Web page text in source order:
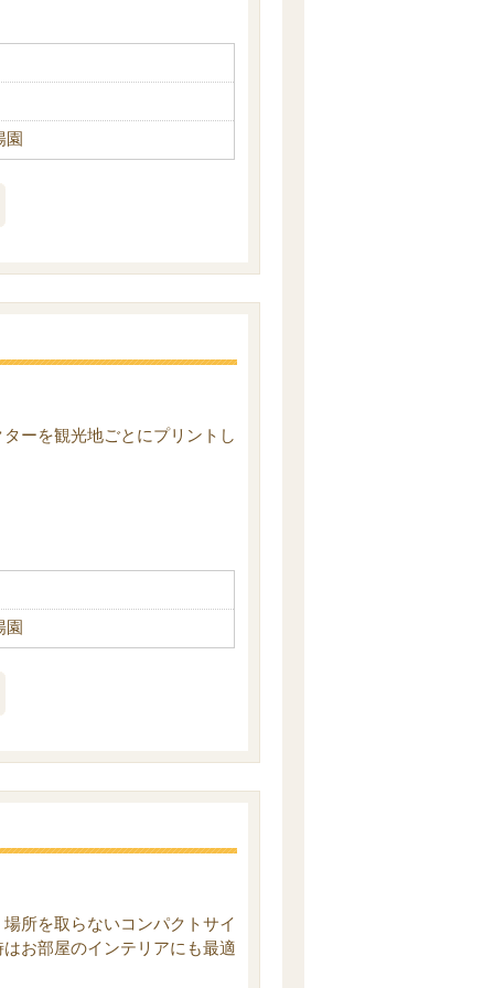
ーを観光地ごとにプリントし
所を取らないコンパクトサイ
お部屋のインテリアにも最適